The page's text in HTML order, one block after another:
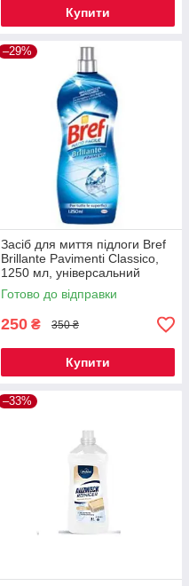
Купити
–29%
Засіб для миття підлоги Bref
Brillante Pavimenti Classico,
1250 мл, універсальний
миючий засіб для всіх типів
підлог
Готово до відправки
250 ₴ 350 ₴
Купити
–33%